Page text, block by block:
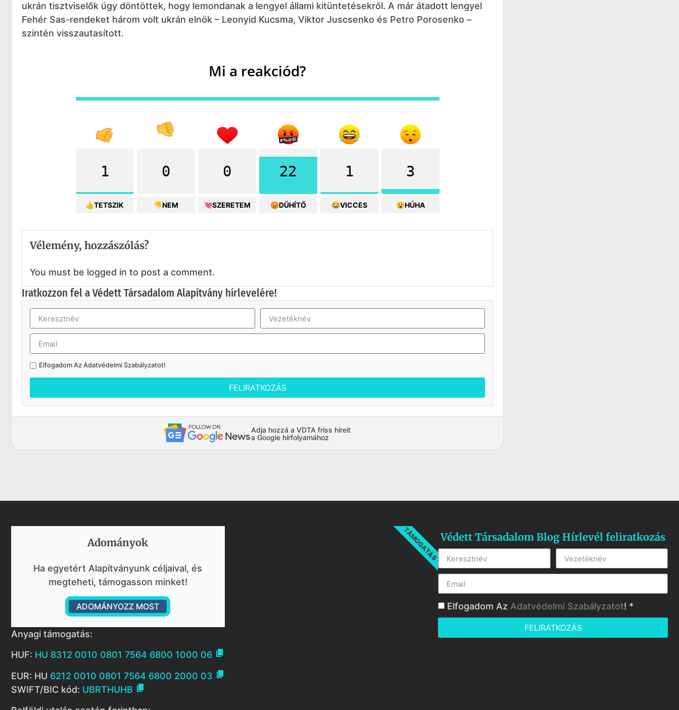
ukrán tisztviselők úgy döntöttek, hogy lemondanak a lengyel állami kitüntetésekről. A már átadott lengyel
Fehér Sas-rendeket három volt ukrán elnök – Leonyid Kucsma, Viktor Juscsenko és Petro Porosenko –
szintén visszautasított.
Mi a reakciód?
1
👍TETSZIK
0
👎NEM
0
💘SZERETEM
22
😡DÜHÍTŐ
1
😂VICCES
3
😮HÚHA
Vélemény, hozzászólás?
You must be logged in to post a comment.
Iratkozzon fel a Védett Társadalom Alapítvány hírlevelére!
Elfogadom AzAdatvédelmi Szabályzatot!
FELIRATKOZÁS
Adja hozzá a VDTA friss híreit
a Google hírfolyamához
Adományok​
Ha egyetért Alapítványunk céljaival, és
megteheti, támogasson minket!
ADOMÁNYOZZ MOST
TÁMOGATÁS
Anyagi támogatás:
HUF: HU 8312 0010 0801 7564 6800 1000 06 
EUR: HU 6212 0010 0801 7564 6800 2000 03 
SWIFT/BIC kód: UBRTHUHB 
Védett Társadalom Blog Hírlevél feliratkozás
Elfogadom Az Adatvédelmi Szabályzatot! *
FELIRATKOZÁS